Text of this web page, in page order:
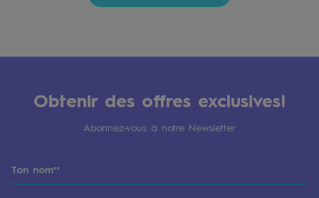
Obtenir des offres exclusives!
Abonnez-vous à notre Newsletter